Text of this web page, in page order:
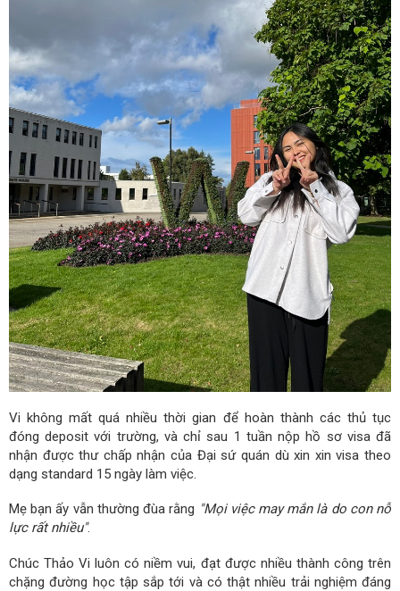
Vi không mất quá nhiều thời gian để hoàn thành các thủ tục
đóng deposit với trường, và chỉ sau 1 tuần nộp hồ sơ visa đã
nhận được thư chấp nhận của Đại sứ quán dù xin xin visa theo
dạng standard 15 ngày làm việc.
Mẹ bạn ấy vẫn thường đùa rằng "Mọi việc may mắn là do con nỗ
lực rất nhiều".
Chúc Thảo Vi luôn có niềm vui, đạt được nhiều thành công trên
chặng đường học tập sắp tới và có thật nhiều trải nghiệm đáng